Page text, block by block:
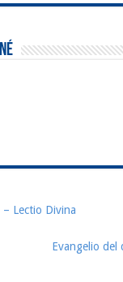
– Lectio Divina
Evangelio del